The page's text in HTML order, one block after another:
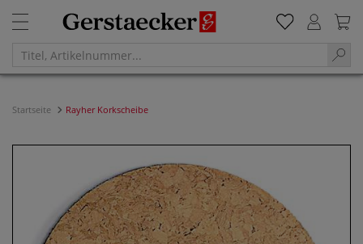
Startseite Rayher Korkscheibe